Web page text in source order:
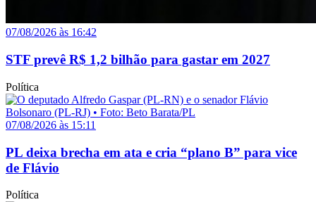
07/08/2026 às 16:42
STF prevê R$ 1,2 bilhão para gastar em 2027
Política
07/08/2026 às 15:11
PL deixa brecha em ata e cria “plano B” para vice
de Flávio
Política